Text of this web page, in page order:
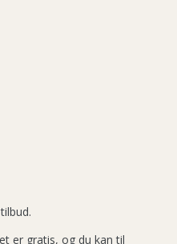
er gratis, og du kan til